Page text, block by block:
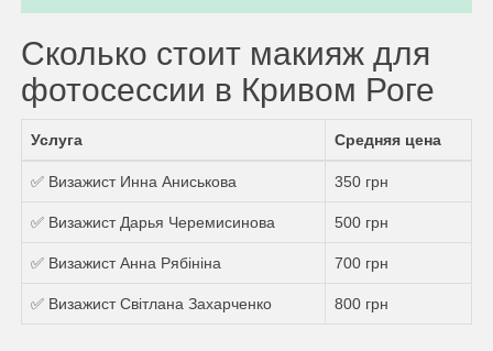
Сколько стоит макияж для
фотосессии в Кривом Роге
Услуга Средняя цена
✅ Визажист Инна Аниськова 350 грн
✅ Визажист Дарья Черемисинова 500 грн
✅ Визажист Анна Рябініна 700 грн
✅ Визажист Світлана Захарченко 800 грн